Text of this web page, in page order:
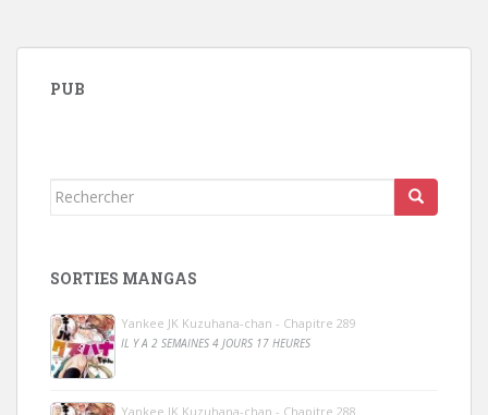
PUB
Rechercher...
SORTIES MANGAS
Yankee JK Kuzuhana-chan - Chapitre 289
IL Y A 2 SEMAINES 4 JOURS 17 HEURES
Yankee JK Kuzuhana-chan - Chapitre 288